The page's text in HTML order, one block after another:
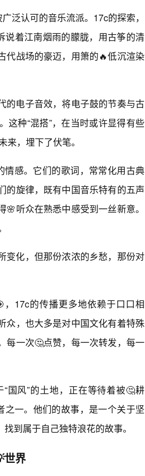
泛认可的音乐流派。17c的探索，
说着江南烟雨的朦胧，用古筝的清
代战场的豪迈，用箫的🔥低沉渲染
的电子音效，将电子鼓的节奏与古
这种“混搭”，在当时或许显得有些
来，埋下了伏笔。
感。它们的歌词，常常化用古典
的旋律，既有中国音乐特有的五声
听众在熟悉中感受到一丝新意。
变化，但那份浓浓的乡愁，那份对
17c的传播更多地依赖于口口相
众，也大多是对中国文化有着特殊
每一次🤔点赞，每一次转发，每一
国风”的土地，正在等待着被🤔耕
一。他们的故事，是一个关于坚
到属于自己独特浪花的故事。
世界